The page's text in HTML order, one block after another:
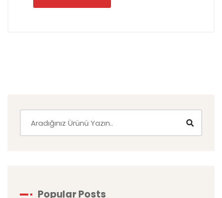
Popular Posts